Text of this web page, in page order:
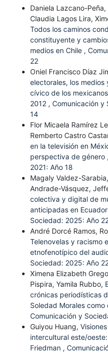
Daniela Lazcano-
Claudia Lagos Lira,
Todos los caminos
constituyente y
medios en Chile ,
22
Oniel Francisco Díaz
electorales, los
cívico de los
2012 , Comunicación y
14
Flor Micaela Ramírez
Remberto Castro
en la televisión en
perspectiva de género ,
2021: Año 18
Magaly Valdez-
Andrade-Vásquez,
colectiva y digital de
anticipadas en
Sociedad: 2025: Año
André Dorcé Ramos,
Telenovelas y racismo
etnofenotípico del
Sociedad: 2025: Año
Ximena Elizabeth
Pispira, Yamila Rubbo,
crónicas periodísticas
Soledad Morales
Comunicación y
Guiyou Huang,
intercultural este/
Friedman ,